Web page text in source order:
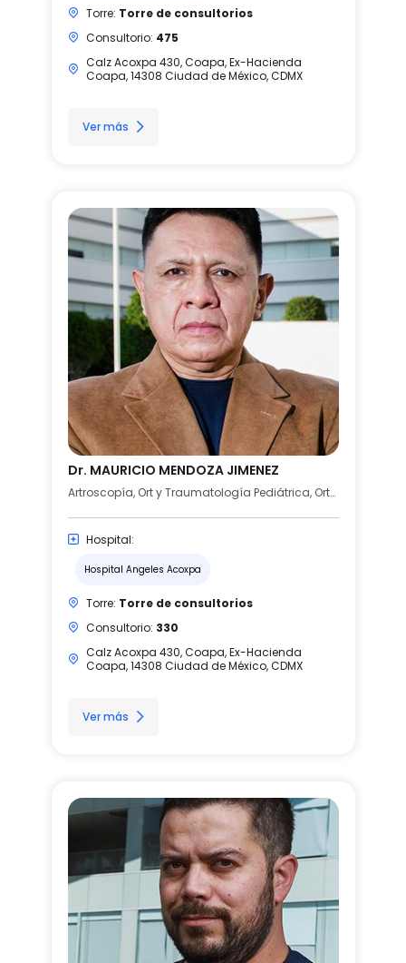
Torre: Torre de consultorios
Consultorio: 475
Calz Acoxpa 430, Coapa, Ex-Hacienda
Coapa, 14308 Ciudad de México, CDMX
Ver más
Dr. MAURICIO MENDOZA JIMENEZ
Artroscopía, Ort y Traumatología Pediátrica, Ortopedia y Traumatología
Hospital:
Hospital Angeles Acoxpa
Torre: Torre de consultorios
Consultorio: 330
Calz Acoxpa 430, Coapa, Ex-Hacienda
Coapa, 14308 Ciudad de México, CDMX
Ver más